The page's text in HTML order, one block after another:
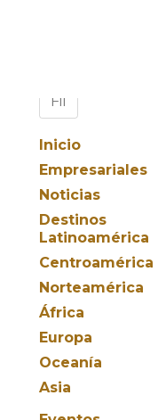
Inicio
Empresariales
Noticias
Destinos
Latinoamérica
Centroamérica
Norteamérica
África
Europa
Oceanía
Asia